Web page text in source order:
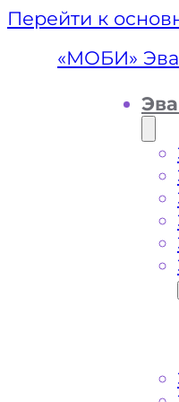
Перейти к
«МОБИ»